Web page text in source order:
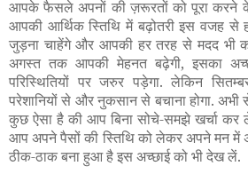
आपके फैसले अपनों की ज़रूरतों को पूरा करने
आपकी आर्थिक स्तिथि में बढ़ोतरी इस वजह से
जुड़ना चाहेंगे और आपकी हर तरह से मदद भी
अगस्त तक आपकी मेहनत बढ़ेगी, इसका
परिस्थितियों पर जरुर पड़ेगा. लेकिन
परेशानियों से और नुकसान से बचाना होगा.
कुछ ऐसा है की आप बिना सोचे-समझे खर्चा कर
आप अपने पैसों की स्तिथि को लेकर अपने मन में
ठीक-ठाक बना हुआ है इस अच्छाई को भी देख लें.